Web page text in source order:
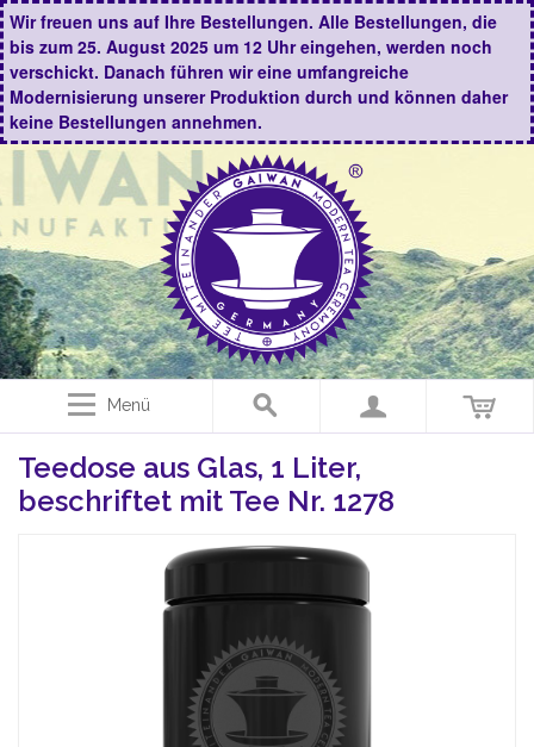
Wir freuen uns auf Ihre Bestellungen. Alle Bestellungen, die
bis zum 25. August 2025 um 12 Uhr eingehen, werden noch
verschickt. Danach führen wir eine umfangreiche
Modernisierung unserer Produktion durch und können daher
keine Bestellungen annehmen.
Menü
Teedose aus Glas, 1 Liter,
beschriftet mit Tee Nr. 1278